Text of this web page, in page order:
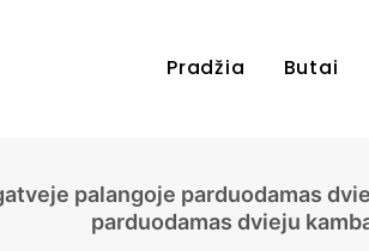
Pradžia Butai
palangoje parduodamas
parduodamas dvieju